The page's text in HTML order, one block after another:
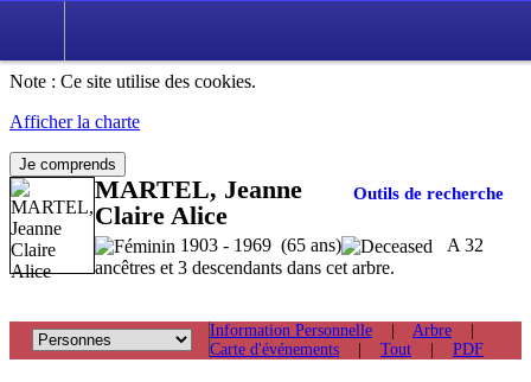
Note : Ce site utilise des cookies.
Afficher la charte
Je comprends
Outils de recherche
MARTEL, Jeanne
Claire Alice
1903 - 1969 (65 ans)
A 32
ancêtres et 3 descendants dans cet arbre.
Information Personnelle Arbre
Carte d'événements
Tout PDF